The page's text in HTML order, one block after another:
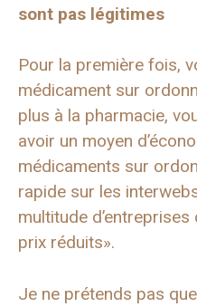
sont pas légitimes
Pour la première fois,
médicament sur
plus à la pharmacie,
avoir un moyen
médicaments sur
rapide sur les
multitude
prix réduits».
Je ne prétends pas